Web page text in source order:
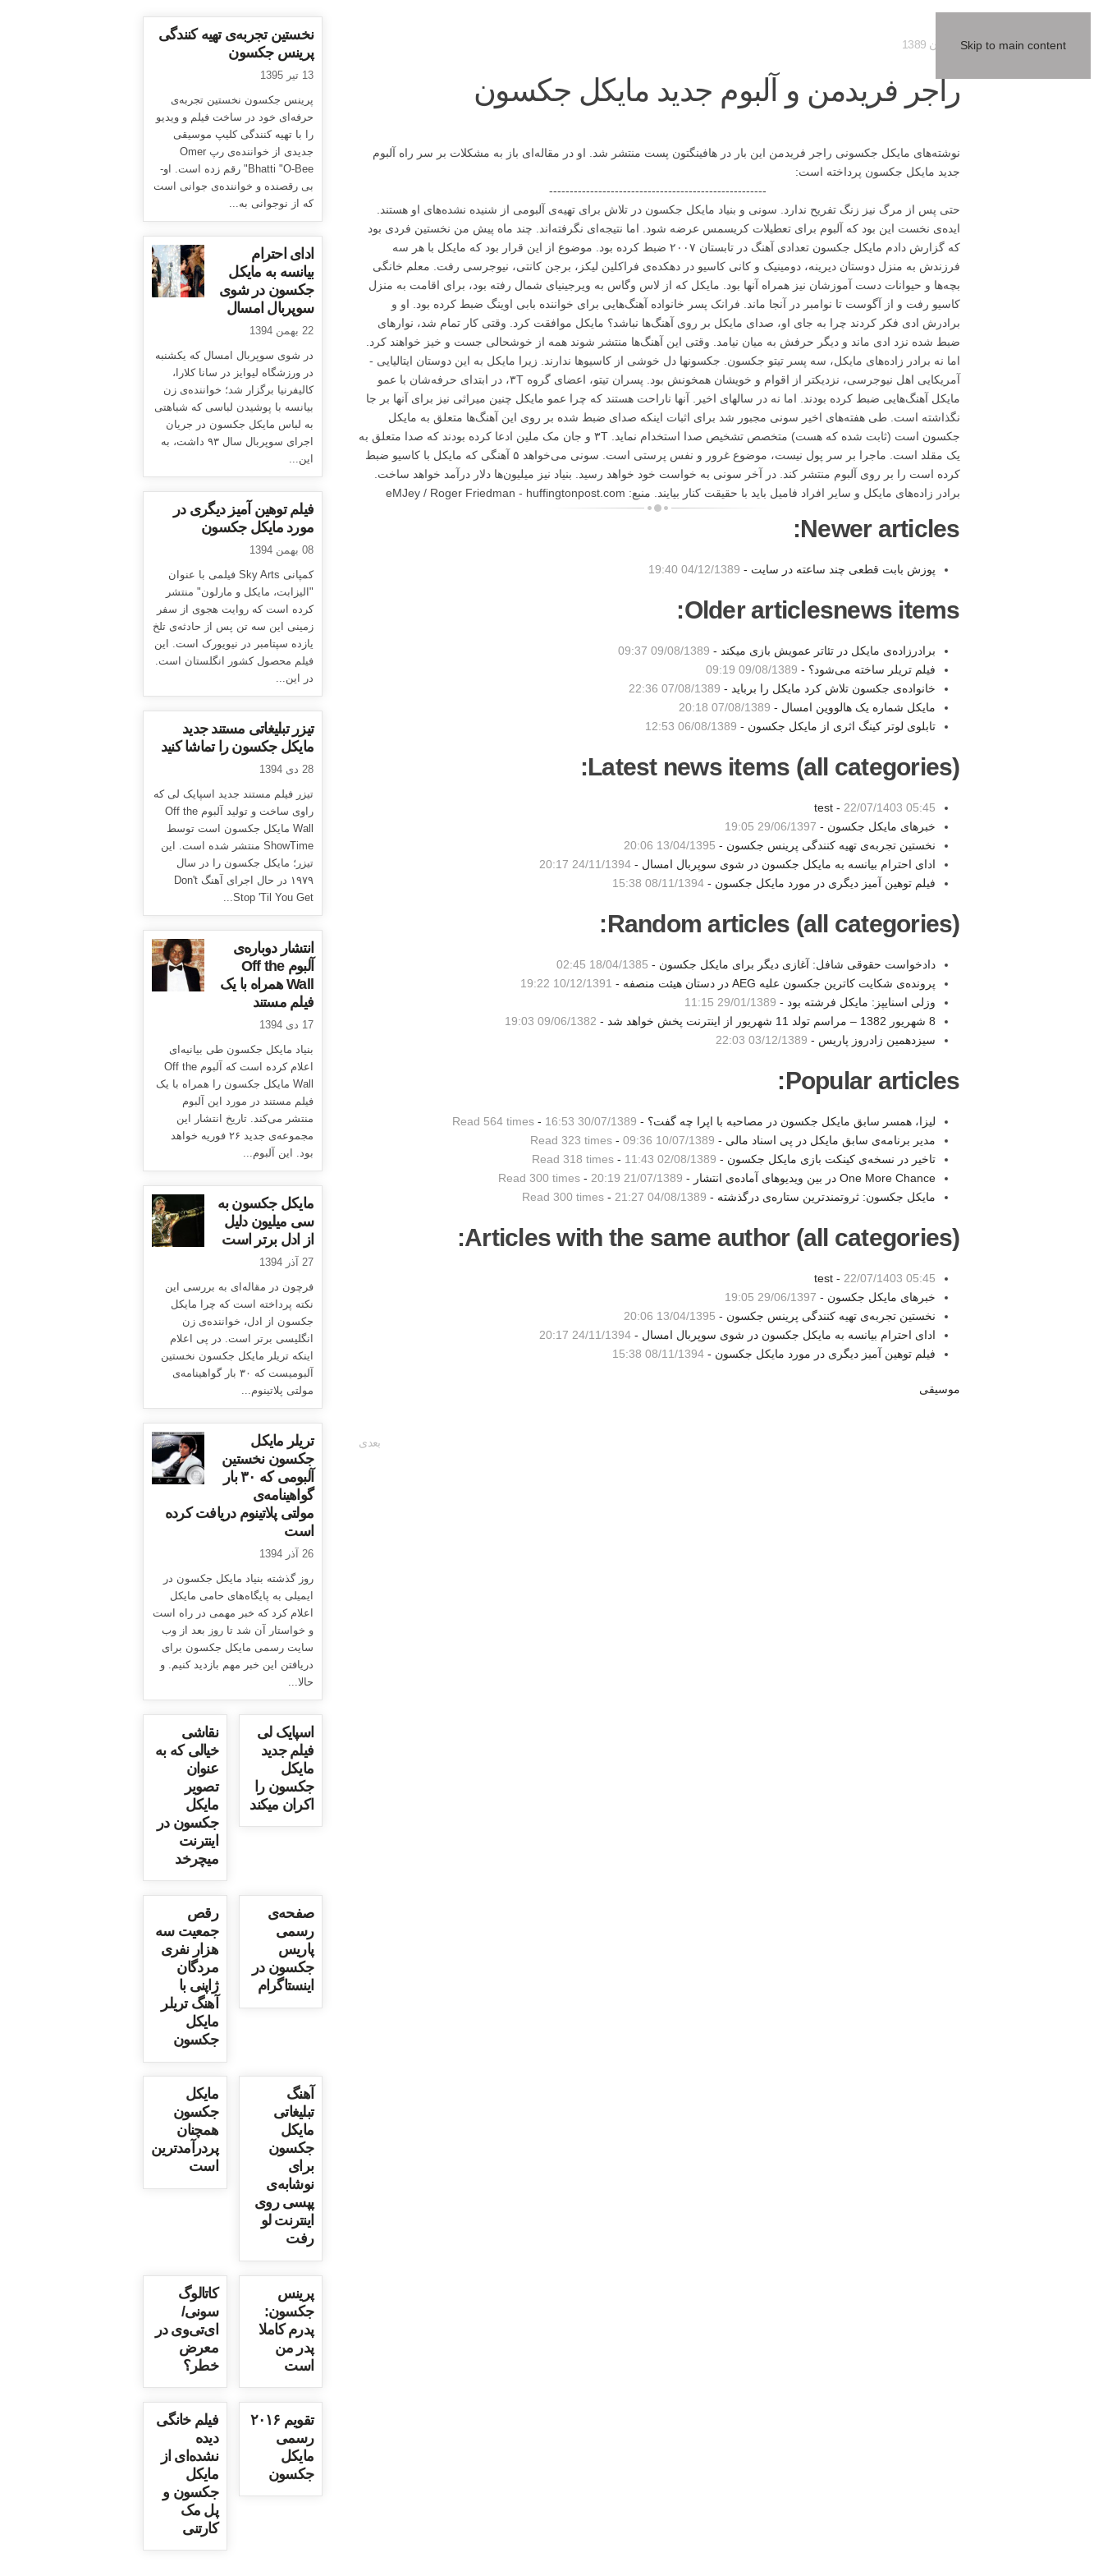
Skip to main content
راجر فریدمن و آلبوم جدید مایکل جکسون
نوشته‌های مایکل جکسونی راجر فریدمن این بار در هافینگتون پست منتشر شد. او در مقاله‌ای باز به مشکلات بر سر راه آلبوم
جدید مایکل جکسون پرداخته است:
-----------------------------------------------------
حتی پس از مرگ نیز زنگ تفریح ندارد. سونی و بنیاد مایکل جکسون در تلاش برای تهیه‌ی آلبومی از شنیده نشده‌های او هستند.
ایده‌ی نخست این بود که آلبوم برای تعطیلات کریسمس عرضه شود. اما نتیجه‌ای نگرفته‌‌اند. چند ماه پیش من نخستین فردی بود
که گزارش دادم مایکل جکسون تعدادی آهنگ در تابستان ۲۰۰۷ ضبط کرده بود. موضوع از این قرار بود که مایکل با هر سه
فرزندش به منزل دوستان دیرینه، دومینیک و کانی کاسیو در دهکده‌ی فراکلین لیکز، برجن کانتی، نیوجرسی رفت. معلم خانگی
بچه‌ها و حیوانات دست آموزشان نیز همراه‌ آنها بود. مایکل که از لاس وگاس به ویرجینیای شمال رفته بود، برای اقامت به منزل
کاسیو رفت و از آگوست تا نوامبر در آنجا ماند. فرانک پسر خانواده آهنگ‌هایی برای خواننده بابی اوینگ ضبط کرده بود. او و
برادرش ادی فکر کردند چرا به جای او، صدای مایکل بر روی آهنگ‌ها نباشد؟ مایکل موافقت کرد. وقتی کار تمام شد، نوارهای
ضبط شده نزد ادی ماند و دیگر حرفش به میان نیامد. وقتی این آهنگ‌ها منتشر شوند همه از خوشحالی جست و خیز خواهند کرد.
اما نه برادر زاده‌های مایکل، سه پسر تیتو جکسون. جکسونها دل خوشی از کاسیوها ندارند. زیرا مایکل به این دوستان ایتالیایی -
آمریکایی اهل نیوجرسی، نزدیکتر از اقوام و خویشان همخونش بود. پسران تیتو، اعضای گروه ۳T، در ابتدای حرفه‌شان با عمو
مایکل آهنگ‌هایی ضبط کرده بودند. اما نه در سالهای اخیر. آنها ناراحت هستند که چرا عمو مایکل چنین میراثی نیز برای آنها بر جا
نگذاشته است. طی هفته‌های اخیر سونی مجبور شد برای اثبات اینکه صدای ضبط شده بر روی این آهنگ‌ها متعلق به مایکل
جکسون است (ثابت شده که هست) متخصص تشخیص صدا استخدام نماید. ۳T و جان مک ملین ادعا کرده بودند که صدا متعلق به
یک مقلد است. ماجرا بر سر پول نیست، موضوع غرور و نفس پرستی است. سونی می‌خواهد ۵ آهنگی که مایکل با کاسیو ضبط
کرده است را بر روی آلبوم منتشر کند. در آخر سونی به خواست خود خواهد رسید. بنیاد نیز میلیون‌ها دلار درآمد خواهد ساخت.
برادر زاده‌های مایکل و سایر افراد فامیل باید با حقیقت کنار بیایند. منبع: eMJey / Roger Friedman - huffingtonpost.com
Newer articles:
پوزش بابت قطعی چند ساعته در سایت - 04/12/1389 19:40
Older articlesnews items:
برادرزاده‌ی مایکل در تئاتر عمویش بازی میکند - 09/08/1389 09:37
فیلم تریلر ساخته می‌شود؟ - 09/08/1389 09:19
خانواده‌ی جکسون تلاش کرد مایکل را برباید - 07/08/1389 22:36
مایکل شماره یک هالووین امسال - 07/08/1389 20:18
تابلوی لوتر کینگ اثری از مایکل جکسون - 06/08/1389 12:53
Latest news items (all categories):
test - 22/07/1403 05:45
خبرهای مایکل جکسون - 29/06/1397 19:05
نخستین تجربه‌ی تهیه کنندگی پرینس جکسون - 13/04/1395 20:06
ادای احترام بیانسه به مایکل جکسون در شوی سوپربال امسال -24/11/1394 20:17
فیلم توهین آمیز دیگری در مورد مایکل جکسون -08/11/1394 15:38
Random articles (all categories):
دادخواست حقوقی شافل: آغازی دیگر برای مایکل جکسون - 18/04/1385 02:45
پرونده‌ی شکایت کاترین جکسون علیه AEG در دستان هیئت منصفه -
10/12/1391 19:22
وزلی اسنایپز: مایکل فرشته بود - 29/01/1389 11:15
8 شهريور 1382 – مراسم تولد 11 شهريور از اينترنت پخش خواهد شد -
09/06/1382 19:03
سیزدهمین زادروز پاریس - 03/12/1389 22:03
Popular articles:
لیزا، همسر سابق مایکل جکسون در مصاحبه با اپرا چه گفت؟ - 30/07/1389 16:53
-
Read 564 times
مدیر برنامه‌ی سابق مایکل در پی اسناد مالی - 10/07/1389 09:36
-
Read 323 times
تاخیر در نسخه‌ی کینکت بازی مایکل جکسون - 02/08/1389 11:43
-
Read 318 times
One More Chance در بین ویدیوهای آماده‌ی انتشار -
21/07/1389 20:19
-
Read 300 times
مایکل جکسون: ثروتمندترین ستاره‌‌ی درگذشته - 04/08/1389 21:27
-
Read 300 times
Articles with the same author (all categories):
test - 22/07/1403 05:45
خبرهای مایکل جکسون - 29/06/1397 19:05
نخستین تجربه‌ی تهیه کنندگی پرینس جکسون - 13/04/1395 20:06
ادای احترام بیانسه به مایکل جکسون در شوی سوپربال امسال -24/11/1394 20:17
فیلم توهین آمیز دیگری در مورد مایکل جکسون -08/11/1394 15:38
موسیقی
بعدی
نخستین تجربه‌ی تهیه کنندگی
پرینس جکسون
13 تیر 1395
پرینس جکسون نخستین تجربه‌ی
حرفه‌ای خود در ساخت فیلم و ویدیو
را با تهیه کنندگی کلیپ موسیقی
جدیدی از خواننده‌ی رپ Omer
Bhatti "O-Bee" رقم زده است. او-
بی رقصنده و خواننده‌ی جوانی است
که از نوجوانی به...
ادای احترام
بیانسه به مایکل
جکسون در شوی
سوپربال امسال
22 بهمن 1394
در شوی سوپربال امسال که یکشنبه
در ورزشگاه لیوایز در سانا کلارا،
کالیفرنیا برگزار شد؛ خواننده‌ی زن
بیانسه با پوشیدن لباسی که شباهتی
به لباس مایکل جکسون در جریان
اجرای سوپربال سال ۹۳ داشت، به
این...
فیلم توهین آمیز دیگری در
مورد مایکل جکسون
08 بهمن 1394
کمپانی Sky Arts فیلمی با عنوان
"الیزابت، مایکل و مارلون" منتشر
کرده است که روایت هجوی از سفر
زمینی این سه تن پس از حادثه‌ی تلخ
یازده سپتامبر در نیویورک است. این
فیلم محصول کشور انگلستان است.
در این...
تیزر تبلیغاتی مستند جدید
مایکل جکسون را تماشا کنید
28 دی 1394
تیزر فیلم مستند جدید اسپایک لی که
راوی ساخت و تولید آلبوم Off the
Wall مایکل جکسون است توسط
ShowTime منتشر شده است. این
تیزر؛ مایکل جکسون را در سال
۱۹۷۹ در حال اجرای آهنگ Don't
Stop 'Til You Get...
انتشار دوباره‌ی
آلبوم Off the
Wall همراه با یک
فیلم مستند
17 دی 1394
بنیاد مایکل جکسون طی بیانیه‌ای
اعلام کرده است که آلبوم Off the
Wall مایکل جکسون را همراه با یک
فیلم مستند در مورد این آلبوم
منتشر می‌کند. تاریخ انتشار این
مجموعه‌ی جدید ۲۶ فوریه خواهد
بود. این آلبوم...
مایکل جکسون به
سی میلیون دلیل
از ادل برتر است
27 آذر 1394
فرچون در مقاله‌ای به بررسی این
نکته پرداخته است که چرا مایکل
جکسون از ادل، خواننده‌ی زن
انگلیسی برتر است. در پی اعلام
اینکه تریلر مایکل جکسون نخستین
آلبومیست که ۳۰ بار گواهینامه‌ی
مولتی پلاتینوم...
تریلر مایکل
جکسون نخستین
آلبومی که ۳۰ بار
گواهینامه‌ی
مولتی پلاتینوم دریافت کرده
است
26 آذر 1394
روز گذشته بنیاد مایکل جکسون در
ایمیلی به پایگاه‌های حامی مایکل
اعلام کرد که خبر مهمی در راه است
و خواستار آن شد تا روز بعد از وب
سایت رسمی مایکل جکسون برای
دریافتن این خبر مهم بازدید کنیم. و
حالا...
اسپایک لی
فیلم جدید
مایکل
جکسون را
اکران میکند
نقاشی
خیالی که به
عنوان
تصویر
مایکل
جکسون در
اینترنت
میچرخد
صفحه‌ی
رسمی
پاریس
جکسون در
اینستاگرام
رقص
جمعیت سه
هزار نفری
مردگان
ژاپنی با
آهنگ تریلر
مایکل
جکسون
آهنگ
تبلیغاتی
مایکل
جکسون
برای
نوشابه‌ی
پپسی روی
اینترنت لو
رفت
مایکل
جکسون
همچنان
پردرآمدترین
است
پرینس
جکسون:
پدرم کاملا
پدر من
است
کاتالوگ
سونی/
ای‌تی‌وی در
معرض
خطر؟
تقویم ۲۰۱۶
رسمی
مایکل
جکسون
فیلم خانگی
دیده
نشده‌ای از
مایکل
جکسون و
پل مک
کارتنی